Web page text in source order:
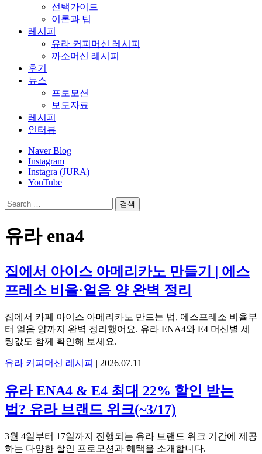
선택가이드
이론과 팁
레시피
유라 커피머신 레시피
까소머신 레시피
후기
뉴스
프로모션
보도자료
레시피
인터뷰
Naver Blog
Instagram
Instagra (JURA)
YouTube
검
유라 ena4
집에서 아이스 아메리카노 만들기 | 에스
프레소 비율·얼음 양 완벽 정리
집에서 카페 아이스 아메리카노 만드는 법, 에스프레소 비율부
터 얼음 양까지 완벽 정리했어요. 유라 ENA4와 E4 머신별 세
팅값도 함께 확인해 보세요.
유라 커피머신 레시피 | 2026.07.11
유라 ENA4 & E4 최대 22% 할인 받는
법? 유라 브랜드 위크(~3/17)
3월 4일부터 17일까지 진행되는 유라 브랜드 위크 기간에 제공
하는 다양한 할인 프로모션과 혜택을 소개합니다.